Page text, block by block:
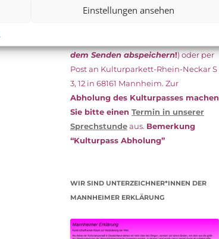
Einstellungen ansehen
das Kulturparkett zurück: Per E-Mail
dem Senden abspeichern!) oder per
Post an Kulturparkett-Rhein-Neckar S
3, 12 in 68161 Mannheim. Zur
Abholung des Kulturpasses machen
Sie bitte einen Termin in unserer
Sprechstundeaus. Bemerkung
“Kulturpass Abholung”
WIR SIND UNTERZEICHNER*INNEN DER
MANNHEIMER ERKLÄRUNG